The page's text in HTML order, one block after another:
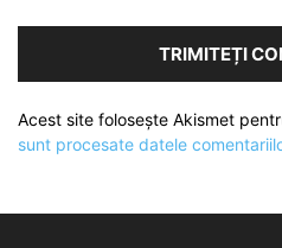
Acest site folosește Akismet
sunt procesate datele